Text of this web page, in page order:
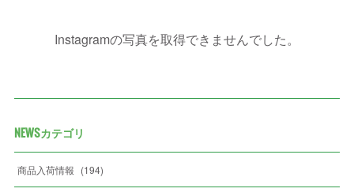
Instagramの写真を取得できませんでした。
NEWSカテゴリ
商品入荷情報 (194)